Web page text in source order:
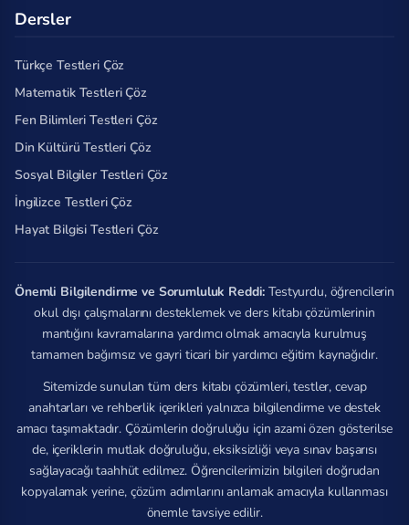
Dersler
Türkçe Testleri Çöz
Matematik Testleri Çöz
Fen Bilimleri Testleri Çöz
Din Kültürü Testleri Çöz
Sosyal Bilgiler Testleri Çöz
İngilizce Testleri Çöz
Hayat Bilgisi Testleri Çöz
Önemli Bilgilendirme ve Sorumluluk Reddi: Testyurdu, öğrencilerin
okul dışı çalışmalarını desteklemek ve ders kitabı çözümlerinin
mantığını kavramalarına yardımcı olmak amacıyla kurulmuş
tamamen bağımsız ve gayri ticari bir yardımcı eğitim kaynağıdır.
Sitemizde sunulan tüm ders kitabı çözümleri, testler, cevap
anahtarları ve rehberlik içerikleri yalnızca bilgilendirme ve destek
amacı taşımaktadır. Çözümlerin doğruluğu için azami özen gösterilse
de, içeriklerin mutlak doğruluğu, eksiksizliği veya sınav başarısı
sağlayacağı taahhüt edilmez. Öğrencilerimizin bilgileri doğrudan
kopyalamak yerine, çözüm adımlarını anlamak amacıyla kullanması
önemle tavsiye edilir.